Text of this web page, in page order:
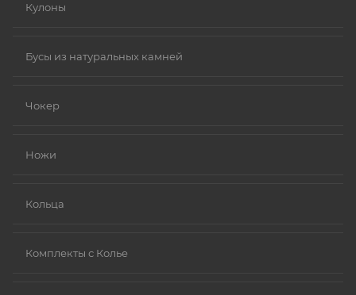
Кулоны
Бусы из натуральных камней
Чокер
Ножи
Кольца
Комплекты с Колье